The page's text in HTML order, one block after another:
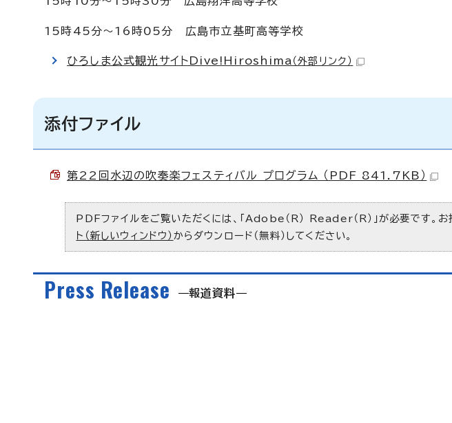
15時45分～16時05分 広島市立基町高等学校
ひろしま公式観光サイトDive!Hiroshima （外部リンク）
添付ファイル
第22回水辺の吹奏楽フェスティバル プログラム （PDF 841.7KB）
PDFファイルをご覧いただくには、「Adobe（R） Reader（R）」が必要です。
ト（新しいウィンドウ） からダウンロード（無料）してください。
Press Release 報道資料